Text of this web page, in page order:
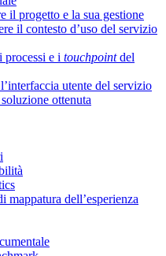
il progetto e la sua gestione
il contesto d’uso del servizio
processi e i touchpointdel
utente del servizio
ottenuta
mappatura dell’esperienza